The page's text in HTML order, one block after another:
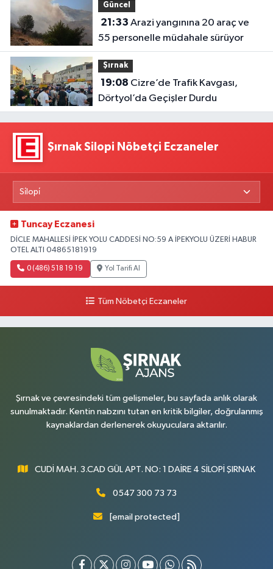
Güncel
21:33
55 personelle müdahale sürüyor
Şırnak
19:08
Dörtyol’da Geçişler Durdu
Şırnak Silopi Nöbetçi Eczaneler
Tuncay Eczanesi
DİCLE MAHALLESİ İPEK YOLU CADDESİ NO:59 A İPEKYOLU ÜZERİ HABUR
OTEL ALTI 04865181919
0 (486) 518 19 19 Yol Tarifi Al
Tüm Nöbetçi Eczaneler
Şırnak ve çevresindeki tüm gelişmeler, bu sayfada anlık olarak
sunulmaktadır. Kentin nabzını tutan en kritik bilgiler, doğrulanmış
kaynaklardan derlenerek okuyuculara aktarılır.
CUDİ MAH. 3.CAD GÜL APT. NO: 1 DAİRE 4 SİLOPİ ŞIRNAK
0547 300 73 73
[email protected]